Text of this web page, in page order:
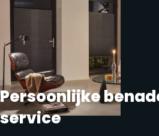
Persoonlijke
service